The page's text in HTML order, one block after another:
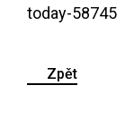
today-58745
Zpět